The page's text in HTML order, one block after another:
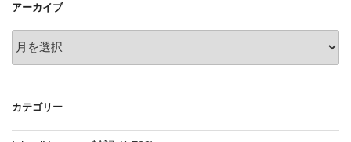
ン
アーカイブ
ー
ブ
カテゴリー